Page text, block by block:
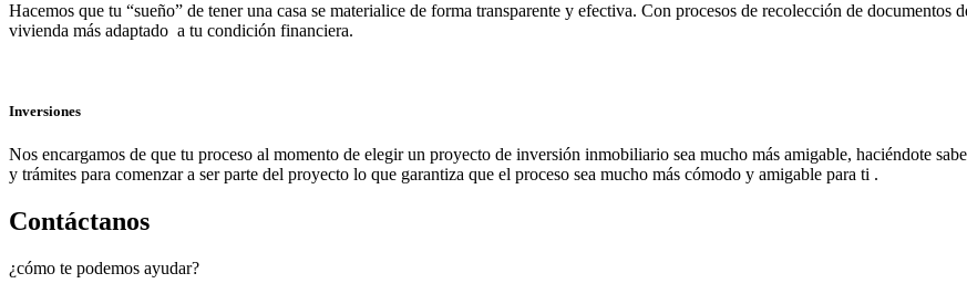
Hacemos que tu “sueño” de tener una casa se materialice de forma transparente y efectiva. Con procesos de recolección de
vivienda más adaptado a tu condición financiera.
Inversiones
Nos encargamos de que tu proceso al momento de elegir un proyecto de inversión inmobiliario sea mucho más amigable, haciéndote
y trámites para comenzar a ser parte del proyecto lo que garantiza que el proceso sea mucho más cómodo y amigable para ti .
Contáctanos
¿cómo te podemos ayudar?